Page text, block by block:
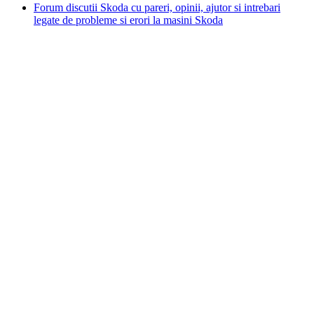
Forum discutii Skoda cu pareri, opinii, ajutor si intrebari
legate de probleme si erori la masini Skoda